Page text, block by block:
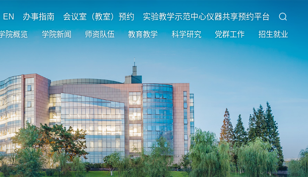
EN 办事指南 会议室（教室）预约 实验教学示范中心仪器共享预约平台
院概览 学院新闻 师资队伍 教育教学 科学研究 党群工作 招生就业